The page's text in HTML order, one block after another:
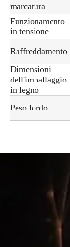
marcatura
Funzionamento
in tensione
Raffreddamento
Dimensioni
dell'imballaggio
in legno
Peso lordo